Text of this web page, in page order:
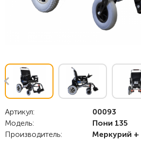
Артикул:
00093
Модель:
Пони 135
Производитель:
Меркурий +